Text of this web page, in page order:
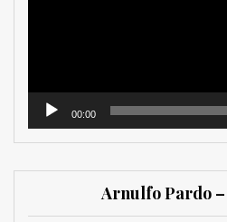
00:00
Arnulfo Pardo